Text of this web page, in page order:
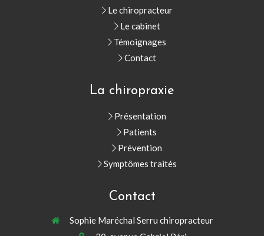
Le chiropracteur
Le cabinet
Témoignages
Contact
La chiropraxie
Présentation
Patients
Prévention
Symptômes traités
Contact
Sophie Maréchal Serru chiropracteur